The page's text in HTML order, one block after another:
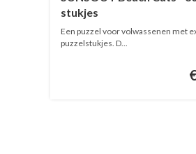
stukjes
Een puzzel voor volwassenen met
puzzelstukjes. D...